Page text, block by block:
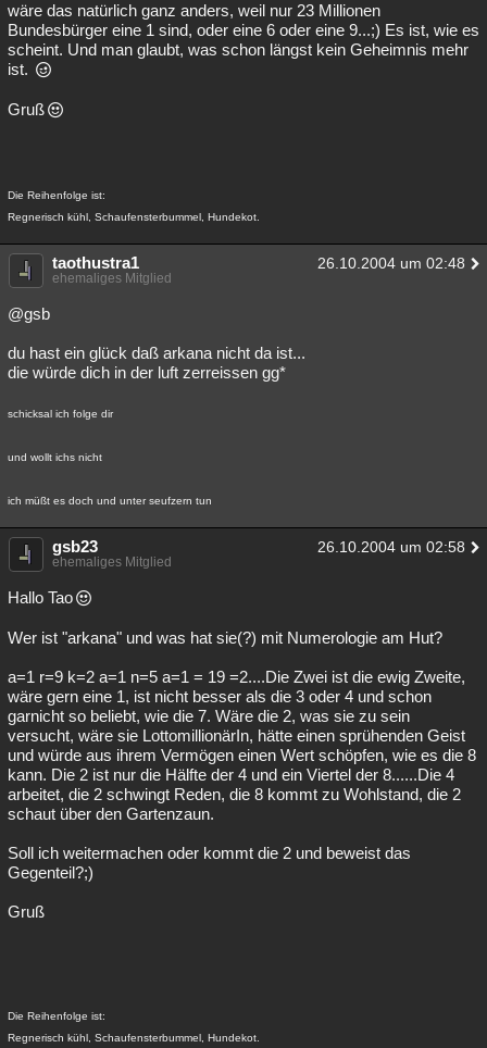
wäre das natürlich ganz anders, weil nur 23 Millionen
Bundesbürger eine 1 sind, oder eine 6 oder eine 9...;) Es ist, wie es
scheint. Und man glaubt, was schon längst kein Geheimnis mehr
ist.
Gruß
Die Reihenfolge ist:
Regnerisch kühl, Schaufensterbummel, Hundekot.
taothustra1 26.10.2004 um 02:48
ehemaliges Mitglied
@gsb
du hast ein glück daß arkana nicht da ist...
die würde dich in der luft zerreissen gg*
schicksal ich folge dir
und wollt ichs nicht
ich müßt es doch und unter seufzern tun
gsb23 26.10.2004 um 02:58
ehemaliges Mitglied
Hallo Tao
Wer ist "arkana" und was hat sie(?) mit Numerologie am Hut?
a=1 r=9 k=2 a=1 n=5 a=1 = 19 =2....Die Zwei ist die ewig Zweite,
wäre gern eine 1, ist nicht besser als die 3 oder 4 und schon
garnicht so beliebt, wie die 7. Wäre die 2, was sie zu sein
versucht, wäre sie LottomillionärIn, hätte einen sprühenden Geist
und würde aus ihrem Vermögen einen Wert schöpfen, wie es die 8
kann. Die 2 ist nur die Hälfte der 4 und ein Viertel der 8......Die 4
arbeitet, die 2 schwingt Reden, die 8 kommt zu Wohlstand, die 2
schaut über den Gartenzaun.
Soll ich weitermachen oder kommt die 2 und beweist das
Gegenteil?;)
Gruß
Die Reihenfolge ist:
Regnerisch kühl, Schaufensterbummel, Hundekot.